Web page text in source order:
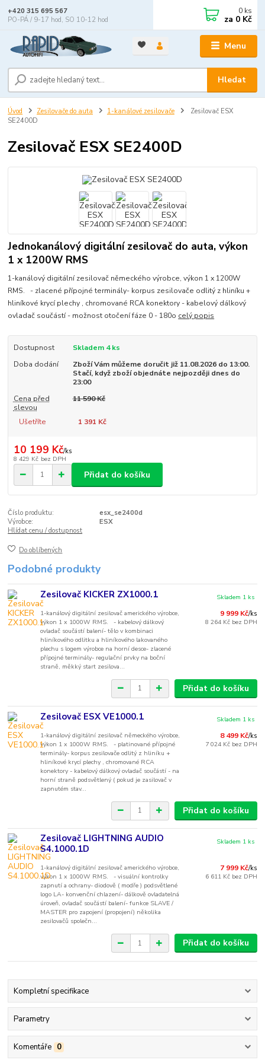
Menu
Hledat
+420 315 695 567
PO-PÁ / 9-17 hod, SO 10-12 hod
0 ks
za 0 Kč
Úvod Zesilovače do auta 1-kanálové zesilovače
Zesilovač ESX
SE2400D
Zesilovač ESX SE2400D
Jednokanálový digitální zesilovač do auta, výkon
1 x 1200W RMS
1-kanálový digitální zesilovač německého výrobce, výkon 1 x 1200W
RMS. - zlacené přípojné terminály- korpus zesilovače odlitý z hliníku +
hliníkové krycí plechy , chromované RCA konektory - kabelový dálkový
ovladač součástí - možnost otočení fáze 0 - 180o celý popis
Dostupnost
Skladem 4 ks
Doba dodání
Zboží Vám můžeme doručit již 11.08.2026 do 13:00.
Stačí, když zboží objednáte nejpozději dnes do
23:00
Cena před
slevou
11 590 Kč
Ušetříte 1 391 Kč
10 199 Kč/ks
8 429 Kč bez DPH
Přidat do košíku
Číslo produktu:
esx_se2400d
Výrobce:
ESX
Hlídat cenu / dostupnost
Do oblíbených
Podobné produkty
Zesilovač KICKER ZX1000.1
1-kanálový digitální zesilovač amerického výrobce,
výkon 1 x 1000W RMS. - kabelový dálkový
ovladač součástí balení- tělo v kombinaci
hliníkového odlitku a hliníkového lakovaného
plechu s logem výrobce na horní desce- zlacené
přípojné terminály- regulační prvky na boční
straně, měkký start zesilova...
9 999 Kč/ks
8 264 Kč bez DPH
Skladem 1 ks
Přidat do košíku
Zesilovač ESX VE1000.1
1-kanálový digitální zesilovač německého výrobce,
výkon 1 x 1000W RMS. - platinované přípojné
terminály- korpus zesilovače odlitý z hliníku +
hliníkové krycí plechy , chromované RCA
konektory - kabelový dálkový ovladač součástí - na
horní straně podsvětlený ( pokud je zasilovač v
zapnutém stav...
8 499 Kč/ks
7 024 Kč bez DPH
Skladem 1 ks
Přidat do košíku
Zesilovač LIGHTNING AUDIO
S4.1000.1D
1-kanálový digitální zesilovač amerického výrobce,
výkon 1 x 1000W RMS. - visuální kontrolky
zapnutí a ochrany- diodově ( modře ) podsvětlené
logo LA- konvenční chlazení- dálkově ovladatelná
úroveň, ovladač součástí balení- funkce SLAVE /
MASTER pro zapojení (propojení) několika
zesilovačů společn...
7 999 Kč/ks
6 611 Kč bez DPH
Skladem 1 ks
Přidat do košíku
Kompletní specifikace
Parametry
Komentáře 0